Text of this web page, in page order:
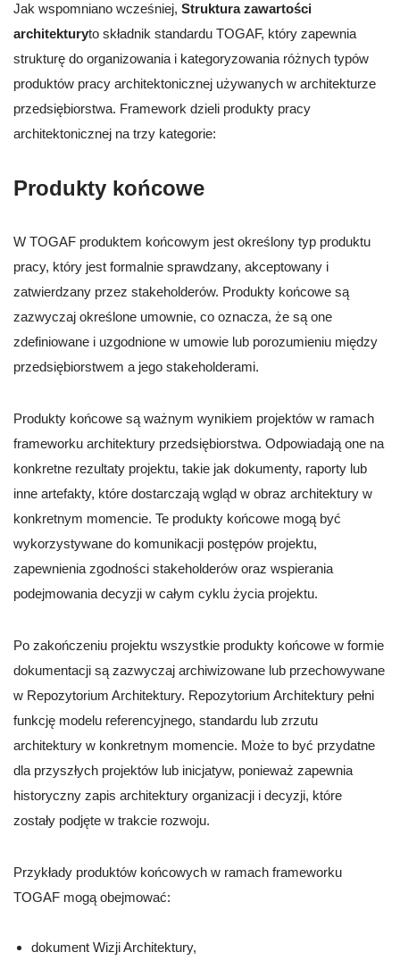
Jak wspomniano wcześniej, Struktura zawartości
architekturyto składnik standardu TOGAF, który zapewnia
strukturę do organizowania i kategoryzowania różnych typów
produktów pracy architektonicznej używanych w architekturze
przedsiębiorstwa. Framework dzieli produkty pracy
architektonicznej na trzy kategorie:
Produkty końcowe
W TOGAF produktem końcowym jest określony typ produktu
pracy, który jest formalnie sprawdzany, akceptowany i
zatwierdzany przez stakeholderów. Produkty końcowe są
zazwyczaj określone umownie, co oznacza, że są one
zdefiniowane i uzgodnione w umowie lub porozumieniu między
przedsiębiorstwem a jego stakeholderami.
Produkty końcowe są ważnym wynikiem projektów w ramach
frameworku architektury przedsiębiorstwa. Odpowiadają one na
konkretne rezultaty projektu, takie jak dokumenty, raporty lub
inne artefakty, które dostarczają wgląd w obraz architektury w
konkretnym momencie. Te produkty końcowe mogą być
wykorzystywane do komunikacji postępów projektu,
zapewnienia zgodności stakeholderów oraz wspierania
podejmowania decyzji w całym cyklu życia projektu.
Po zakończeniu projektu wszystkie produkty końcowe w formie
dokumentacji są zazwyczaj archiwizowane lub przechowywane
w Repozytorium Architektury. Repozytorium Architektury pełni
funkcję modelu referencyjnego, standardu lub zrzutu
architektury w konkretnym momencie. Może to być przydatne
dla przyszłych projektów lub inicjatyw, ponieważ zapewnia
historyczny zapis architektury organizacji i decyzji, które
zostały podjęte w trakcie rozwoju.
Przykłady produktów końcowych w ramach frameworku
TOGAF mogą obejmować:
dokument Wizji Architektury,